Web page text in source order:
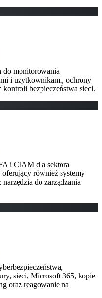
do monitorowania
i użytkownikami, ochrony
bezpieczeństwa sieci.
i CIAM dla sektora
również systemy
do zarządzania
sieci, Microsoft 365, kopie
oraz reagowanie na